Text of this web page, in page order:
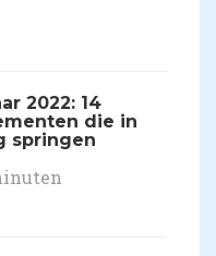
2022: 14
die in
springen